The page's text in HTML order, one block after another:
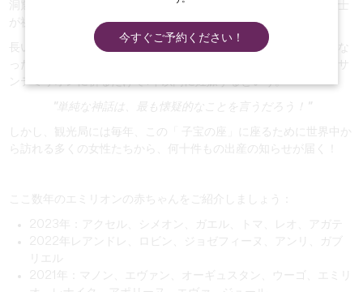
洞窟には、エミリオンの椅子や瞑想の座があり、同じ名前の修道士
が祈りを捧げていた。
長い年月と物語の中で、この座は「豊穣の座」と呼ばれるようにな
った。伝説によると、子供を授かりたい女性はこの椅子に座り、サ
ンテミリオンに祈るだけで1年以内に妊娠するという。
"単純な神話は、最も懐疑的なことを言うだろう！"
しかし、観光局には毎年、この「 子宝の座
」に座るために世界中か
ら訪れる多くの女性たちから、何十件もの出産の知らせが届く！
ここ数年のエミリオンの赤ちゃんをご紹介しましょう：
2023年：アクセル、シメオン、ガエル、トマ、レオ、アガテ
2022年レアンドレ、ロビン、ジョゼフィーヌ、アンリ、ガブ
リエル
2021年：マノン、エヴァン、オーギュスタン、ウーゴ、エミリ
今すぐご予約ください！